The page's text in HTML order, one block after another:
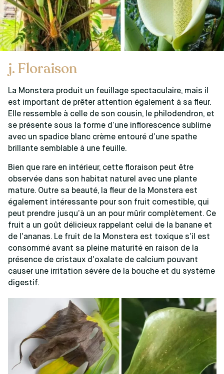
j. Floraison
La Monstera produit un feuillage spectaculaire, mais il
est important de prêter attention également à sa fleur.
Elle ressemble à celle de son cousin, le philodendron, et
se présente sous la forme d’une inflorescence sublime
avec un spadice blanc crème entouré d’une spathe
brillante semblable à une feuille.
Bien que rare en intérieur, cette floraison peut être
observée dans son habitat naturel avec une plante
mature. Outre sa beauté, la fleur de la Monstera est
également intéressante pour son fruit comestible, qui
peut prendre jusqu’à un an pour mûrir complètement. Ce
fruit a un goût délicieux rappelant celui de la banane et
de l’ananas. Le fruit de la Monstera est toxique s’il est
consommé avant sa pleine maturité en raison de la
présence de cristaux d’oxalate de calcium pouvant
causer une irritation sévère de la bouche et du système
digestif.